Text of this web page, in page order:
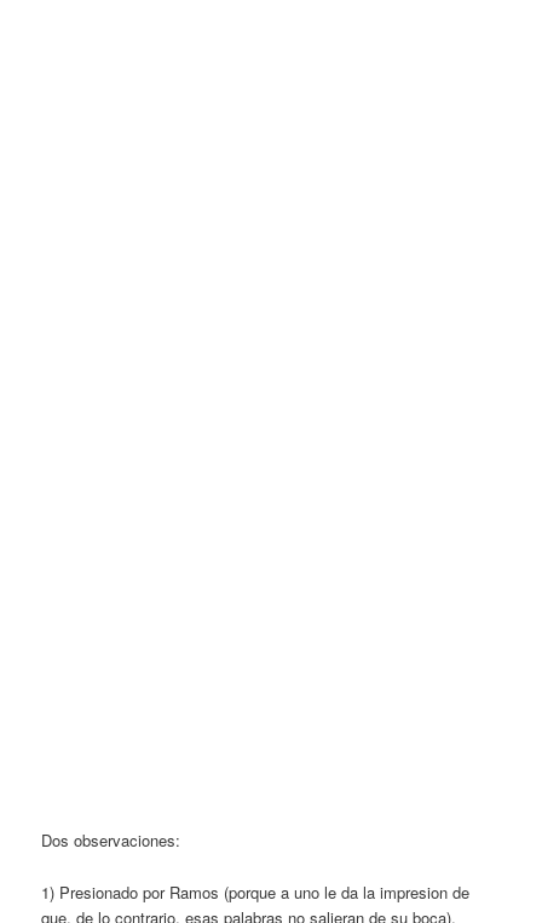
Dos observaciones:
1) Presionado por Ramos (porque a uno le da la impresion de
que, de lo contrario, esas palabras no salieran de su boca),